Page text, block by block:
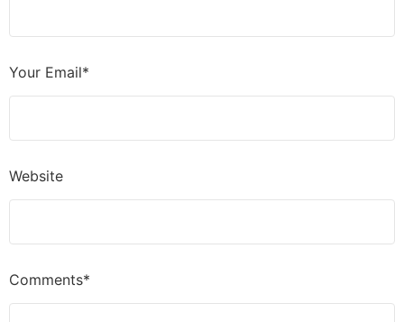
Comments*
Your Email*
Website